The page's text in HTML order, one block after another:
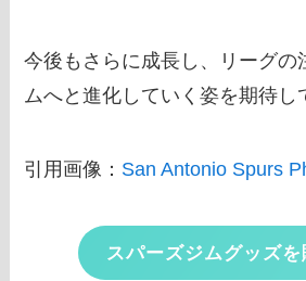
今後もさらに成長し、リーグの
ムへと進化していく姿を期待し
引用画像： San Antonio Spurs
スパーズジムグッズを